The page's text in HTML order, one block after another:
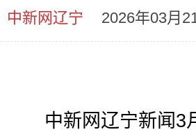
中新网辽宁 2026年03月
中新网辽宁新闻3